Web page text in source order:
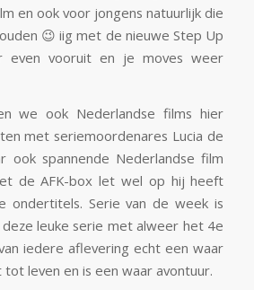
en ook voor jongens natuurlijk die
😉 iig met de nieuwe Step Up
even vooruit en je moves weer
we ook Nederlandse films hier
met seriemoordenares Lucia de
ook spannende Nederlandse film
de AFK-box let wel op hij heeft
ondertitels. Serie van de week is
leuke serie met alweer het 4e
iedere aflevering echt een waar
leven en is een waar avontuur.